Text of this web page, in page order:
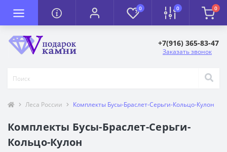
0 0 0
+7(916) 365-83-47
Заказать звонок
Леса России Комплекты Бусы-Браслет-Серьги-Кольцо-Кулон
Комплекты Бусы-Браслет-Серьги-
Кольцо-Кулон